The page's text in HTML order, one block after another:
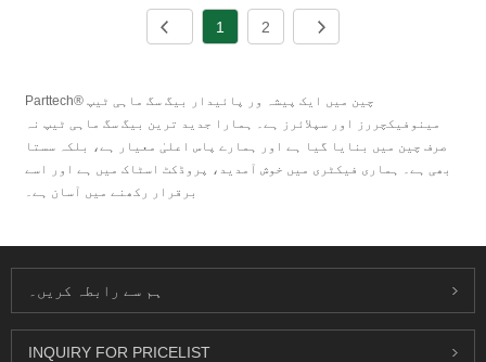
1 2
Parttech® چین میں ایک پیشہ ور پائیدار بیگ سگ ماہی ٹیپ
مینوفیکچررز اور سپلائرز ہے۔ ہمارا جدید ترین بیگ سگ ماہی ٹیپ نہ
صرف چین میں بنایا گیا ہے اور ہمارے پاس اعلیٰ معیار ہے، بلکہ سستا
بھی ہے۔ ہماری فیکٹری میں خوش آمدید، پروڈکٹ اسٹاک میں ہے اور اسے
برقرار رکھنے میں آسان ہے۔
ہم سے رابطہ کریں۔
INQUIRY FOR PRICELIST